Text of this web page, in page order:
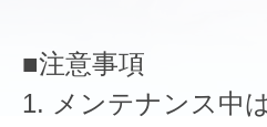
■注意事項
1. メンテナンス中